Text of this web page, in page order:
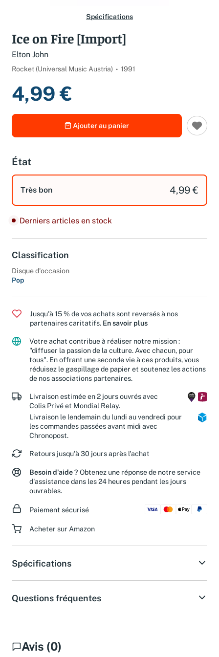
Spécifications
Ice on Fire [Import]
Elton John
Rocket (Universal Music Austria) 1991
4,99 €
Ajouter au panier
État
Très bon 4,99 €
Derniers articles en stock
Classification
Disque d'occasion
Pop
Jusqu'à 15 % de vos achats sont reversés à nos
partenaires caritatifs. En savoir plus
Votre achat contribue à réaliser notre mission :
"diffuser la passion de la culture. Avec chacun, pour
tous". En offrant une seconde vie à ces produits, vous
réduisez le gaspillage de papier et soutenez les actions
de nos associations partenaires.
Livraison estimée en 2 jours ouvrés avec
Colis Privé et Mondial Relay.
Livraison le lendemain du lundi au vendredi pour
les commandes passées avant midi avec
Chronopost.
Retours jusqu'à 30 jours après l'achat
Besoin d'aide ? Obtenez une réponse de notre service
d'assistance dans les 24 heures pendant les jours
ouvrables.
Paiement sécurisé
Acheter sur Amazon
Spécifications
Questions fréquentes
Avis (0)